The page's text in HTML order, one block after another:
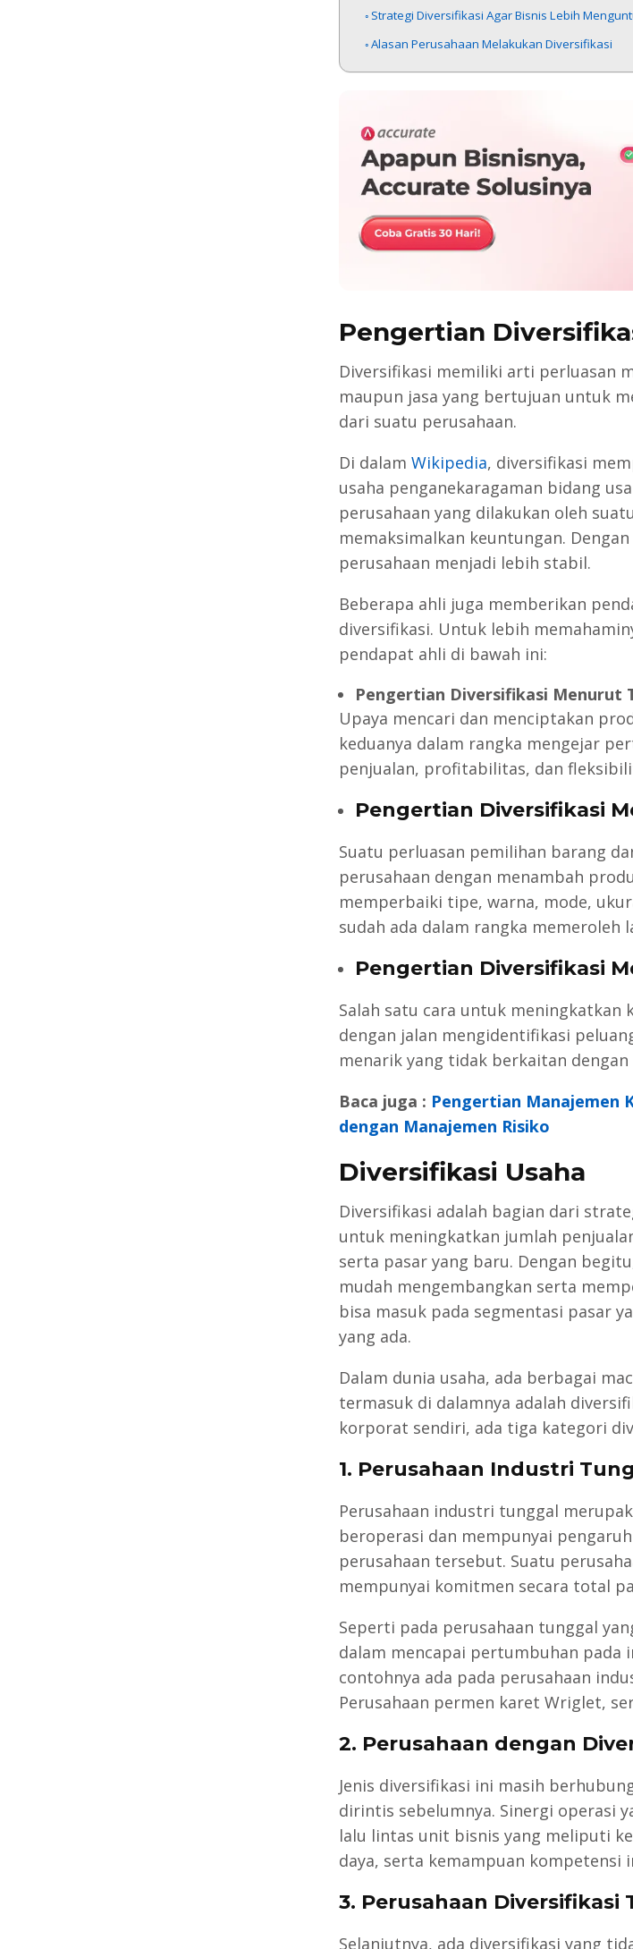
Strategi Diversifikasi Agar Bisnis Lebih
Alasan Perusahaan Melakukan Diversifikasi
Pengertian
Diversifikasi memiliki arti perluasan
maupun jasa yang bertujuan untuk
dari suatu perusahaan.
Di dalam Wikipedia, diversifikasi
usaha penganekaragaman bidang
perusahaan yang dilakukan oleh
memaksimalkan keuntungan.
perusahaan menjadi lebih stabil.
Beberapa ahli juga memberikan
diversifikasi. Untuk lebih
pendapat ahli di bawah ini:
Pengertian Diversifikasi Menurut
Upaya mencari dan menciptakan
keduanya dalam rangka mengejar
penjualan, profitabilitas, dan
Pengertian Diversifikasi
Suatu perluasan pemilihan barang
perusahaan dengan menambah
memperbaiki tipe, warna, mode,
sudah ada dalam rangka memeroleh
Pengertian Diversifikasi
Salah satu cara untuk meningkatkan
dengan jalan mengidentifikasi
menarik yang tidak berkaitan
Baca juga : Pengertian Manajemen
dengan Manajemen Risiko
Diversifikasi Usaha
Diversifikasi adalah bagian dari
untuk meningkatkan jumlah
serta pasar yang baru. Dengan
mudah mengembangkan serta
bisa masuk pada segmentasi pasar
yang ada.
Dalam dunia usaha, ada berbagai
termasuk di dalamnya adalah
korporat sendiri, ada tiga kategori
1. Perusahaan Industri
Perusahaan industri tunggal
beroperasi dan mempunyai
perusahaan tersebut. Suatu
mempunyai komitmen secara total
Seperti pada perusahaan tunggal
dalam mencapai pertumbuhan pada
contohnya ada pada perusahaan
Perusahaan permen karet Wriglet,
2. Perusahaan dengan
Jenis diversifikasi ini masih
dirintis sebelumnya. Sinergi operasi
lalu lintas unit bisnis yang meliputi
daya, serta kemampuan kompetensi
3. Perusahaan
Selanjutnya, ada diversifikasi yang